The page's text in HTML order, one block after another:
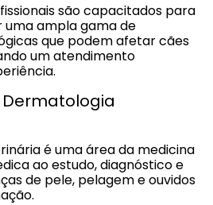
são capacitados para
ampla gama de
que podem afetar cães
um atendimento
é uma área da medicina
ao estudo, diagnóstico e
de pele, pelagem e ouvidos